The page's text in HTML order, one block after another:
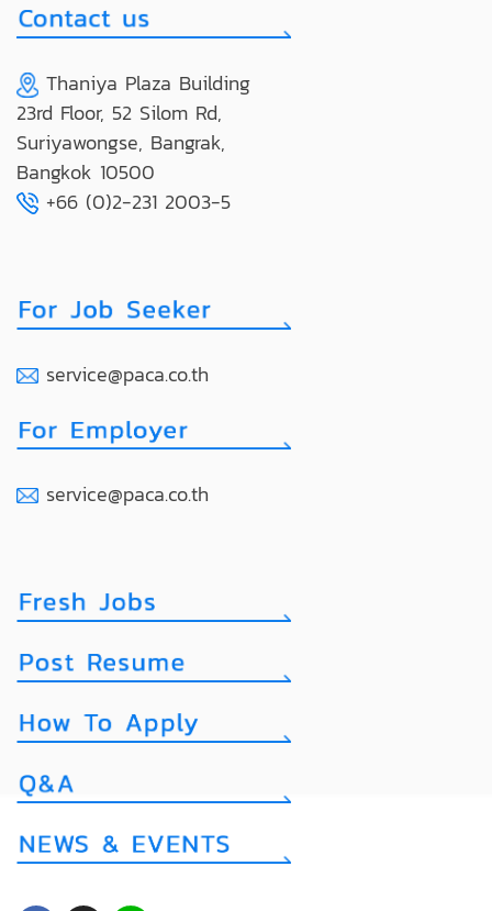
Thaniya Plaza Building
23rd Floor, 52 Silom Rd,
Suriyawongse, Bangrak,
Bangkok 10500
+66 (0)2-231 2003-5
service@paca.co.th
service@paca.co.th